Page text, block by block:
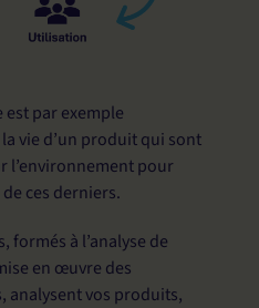
est par exemple
vie d’un produit qui sont
l’environnement pour
ces derniers.
formés à l’analyse de
en œuvre des
analysent vos produits,